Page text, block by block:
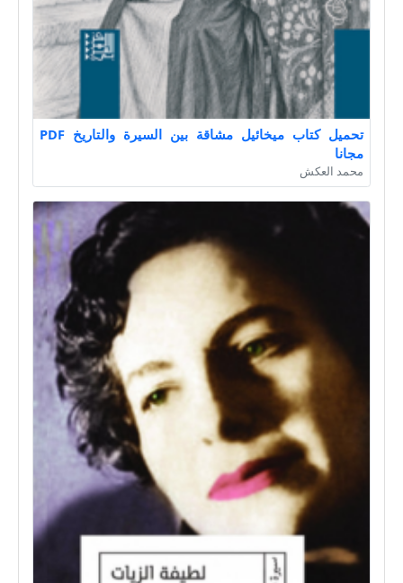
تحميل كتاب ميخائيل مشاقة بين السيرة والتاريخ PDF
مجانا
محمد العكش